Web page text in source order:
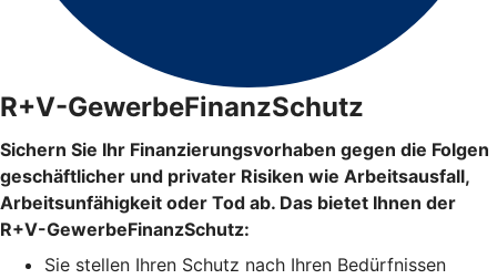
R+V-GewerbeFinanzSchutz
Sichern Sie Ihr Finanzierungsvorhaben gegen die Folgen
geschäftlicher und privater Risiken wie Arbeitsausfall,
Arbeitsunfähigkeit oder Tod ab. Das bietet Ihnen der
R+V-GewerbeFinanzSchutz:
Sie stellen Ihren Schutz nach Ihren Bedürfnissen